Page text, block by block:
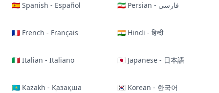
🇪🇸 Spanish - Español 🇮🇷 Persian - فارسی
🇫🇷 French - Français 🇮🇳 Hindi - हिन्दी
🇮🇹 Italian - Italiano 🇯🇵 Japanese - 日本語
🇰🇿 Kazakh - Қазақша 🇰🇷 Korean - 한국어